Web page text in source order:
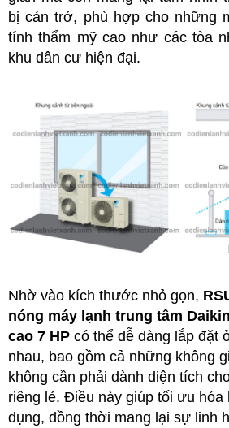
bị cản trở, phù hợp cho những
tính thẩm mỹ cao như các tòa
khu dân cư hiện đại.
Nhờ vào kích thước nhỏ gọn,
nóng máy lạnh trung tâm
cao 7 HP có thể dễ dàng lắp đặt
nhau, bao gồm cả những không
không cần phải dành diện tích
riêng lẻ. Điều này giúp tối ưu hóa
dụng, đồng thời mang lại sự linh